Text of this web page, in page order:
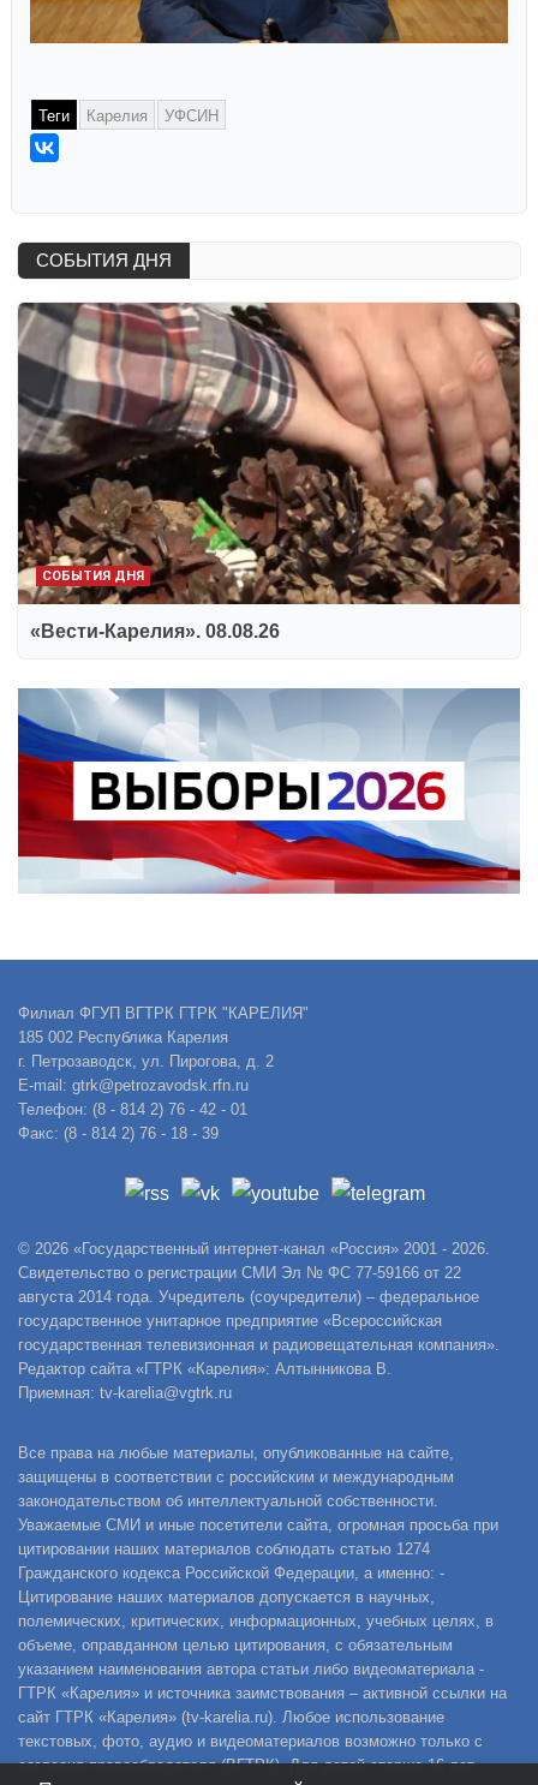
Теги Карелия УФСИН
СОБЫТИЯ ДНЯ
СОБЫТИЯ ДНЯ
«Вести-Карелия». 08.08.26
Филиал ФГУП ВГТРК ГТРК "КАРЕЛИЯ"
185 002 Республика Карелия
г. Петрозаводск, ул. Пирогова, д. 2
E-mail: gtrk@petrozavodsk.rfn.ru
Телефон: (8 - 814 2) 76 - 42 - 01
Факс: (8 - 814 2) 76 - 18 - 39
© 2026 «Государственный интернет-канал «Россия» 2001 - 2026.
Свидетельство о регистрации СМИ Эл № ФС 77-59166 от 22
августа 2014 года. Учредитель (соучредители) – федеральное
государственное унитарное предприятие «Всероссийская
государственная телевизионная и радиовещательная компания».
Редактор сайта «ГТРК «Карелия»: Алтынникова В.
Приемная: tv-karelia@vgtrk.ru
Все права на любые материалы, опубликованные на сайте,
защищены в соответствии с российским и международным
законодательством об интеллектуальной собственности.
Уважаемые СМИ и иные посетители сайта, огромная просьба при
цитировании наших материалов соблюдать статью 1274
Гражданского кодекса Российской Федерации, а именно: -
Цитирование наших материалов допускается в научных,
полемических, критических, информационных, учебных целях, в
объеме, оправданном целью цитирования, с обязательным
указанием наименования автора статьи либо видеоматериала -
ГТРК «Карелия» и источника заимствования – активной ссылки на
сайт ГТРК «Карелия» (tv-karelia.ru). Любое использование
текстовых, фото, аудио и видеоматериалов возможно только с
согласия правообладателя (ВГТРК). Для детей старше 16 лет.